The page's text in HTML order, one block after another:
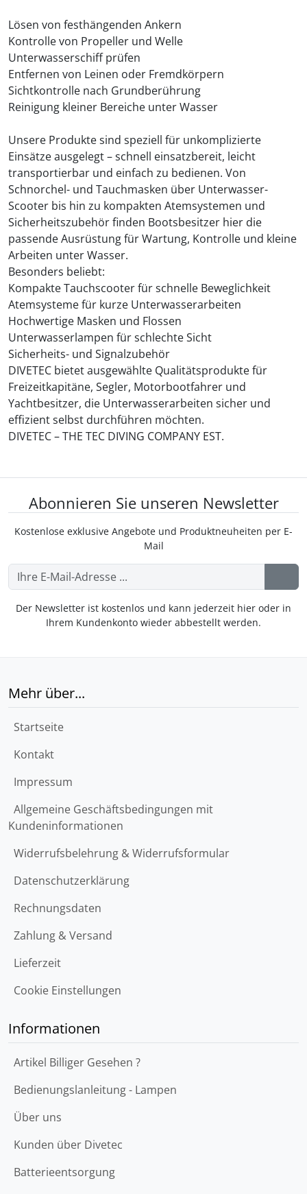
Lösen von festhängenden Ankern
Kontrolle von Propeller und Welle
Unterwasserschiff prüfen
Entfernen von Leinen oder Fremdkörpern
Sichtkontrolle nach Grundberührung
Reinigung kleiner Bereiche unter Wasser
Unsere Produkte sind speziell für unkomplizierte
Einsätze ausgelegt – schnell einsatzbereit, leicht
transportierbar und einfach zu bedienen. Von
Schnorchel- und Tauchmasken über Unterwasser-
Scooter bis hin zu kompakten Atemsystemen und
Sicherheitszubehör finden Bootsbesitzer hier die
passende Ausrüstung für Wartung, Kontrolle und kleine
Arbeiten unter Wasser.
Besonders beliebt:
Kompakte Tauchscooter für schnelle Beweglichkeit
Atemsysteme für kurze Unterwasserarbeiten
Hochwertige Masken und Flossen
Unterwasserlampen für schlechte Sicht
Sicherheits- und Signalzubehör
DIVETEC bietet ausgewählte Qualitätsprodukte für
Freizeitkapitäne, Segler, Motorbootfahrer und
Yachtbesitzer, die Unterwasserarbeiten sicher und
effizient selbst durchführen möchten.
DIVETEC – THE TEC DIVING COMPANY EST.
Abonnieren Sie unseren Newsletter
Kostenlose exklusive Angebote und Produktneuheiten per E-
Mail
Der Newsletter ist kostenlos und kann jederzeit hier oder in
Ihrem Kundenkonto wieder abbestellt werden.
Mehr über...
Startseite
Kontakt
Impressum
Allgemeine Geschäftsbedingungen mit
Kundeninformationen
Widerrufsbelehrung & Widerrufsformular
Datenschutzerklärung
Rechnungsdaten
Zahlung & Versand
Lieferzeit
Cookie Einstellungen
Informationen
Artikel Billiger Gesehen ?
Bedienungslanleitung - Lampen
Über uns
Kunden über Divetec
Batterieentsorgung